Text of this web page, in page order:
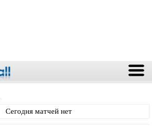
Сегодня матчей нет